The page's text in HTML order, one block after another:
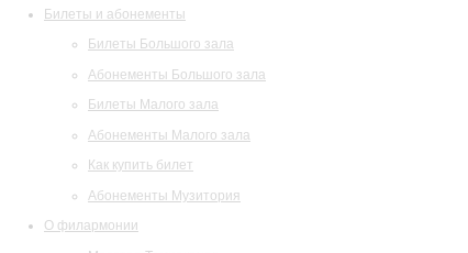
Билеты и абонементы
Билеты Большого зала
Абонементы Большого зала
Билеты Малого зала
Абонементы Малого зала
Как купить билет
Абонементы Музитория
О филармонии